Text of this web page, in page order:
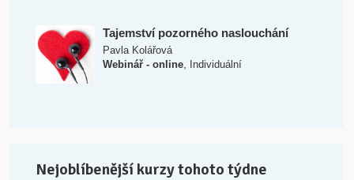
Tajemství pozorného naslouchání
Pavla Kolářová
Webinář - online, Individuální
Nejoblíbenější kurzy tohoto týdne